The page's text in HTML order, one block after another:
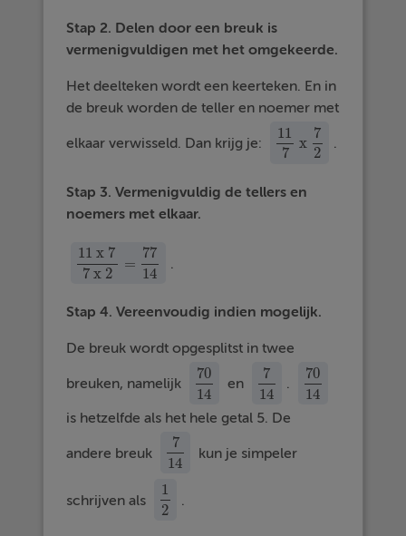
Stap 2. Delen door een breuk is
vermenigvuldigen met het omgekeerde.
Het deelteken wordt een keerteken. En in
de breuk worden de teller en noemer met
elkaar verwisseld. Dan krijg je:
11
7
x
7
2
117 x 72 .
Stap 3. Vermenigvuldig de tellers en
noemers met elkaar.
11 x 7
7 x 2
=
77
14
11 x 77 x 2=77 14
Stap 4. Vereenvoudig indien mogelijk.
De breuk wordt opgesplitst in twee
breuken, namelijk
70
14
7014 en
7
14
714 .
70
14
7014
is hetzelfde als het hele getal 5. De
andere breuk
7
14
714 kun je simpeler
schrijven als
1
2
12